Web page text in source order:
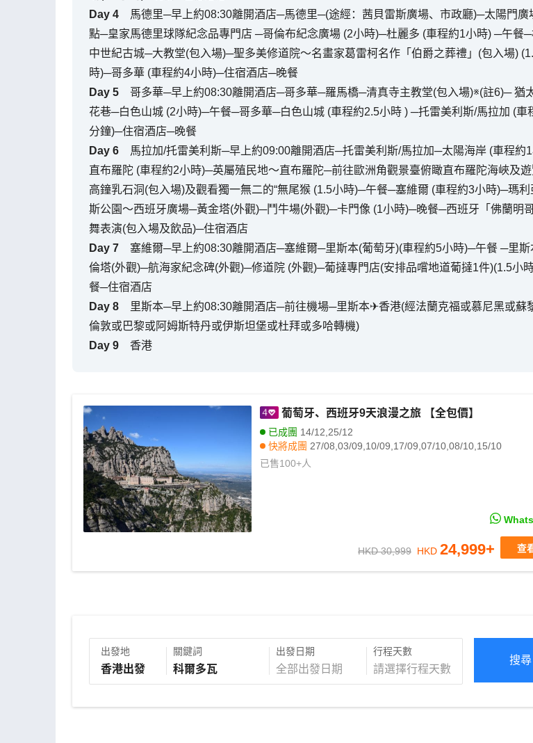
Day 4
馬德里─早上約08:30離開酒店─馬德里─(途經：茜貝雷斯廣場、市政廳)─太陽門廣
點─皇家馬德里球隊紀念品專門店 ─哥倫布紀念廣場 (2小時)─杜麗多 (車程約1小時) ─午餐
中世紀古城─大教堂(包入場)─聖多美修道院～名畫家葛雷柯名作「伯爵之葬禮」(包入場)
時)─哥多華 (車程約4小時)─住宿酒店─晚餐
Day 5
哥多華─早上約08:30離開酒店─哥多華─羅馬橋─清真寺主教堂(包入場)※(註6)─ 猶
花巷─白色山城 (2小時)─午餐─哥多華─白色山城 (車程約2.5小時 ) ─托雷美利斯/馬拉加 (車
分鐘)─住宿酒店─晚餐
Day 6
馬拉加/托雷美利斯─早上約09:00離開酒店─托雷美利斯/馬拉加─太陽海岸 (車程約
直布羅陀 (車程約2小時)─英屬殖民地～直布羅陀─前往歐洲角觀景臺俯瞰直布羅陀海峽及
高鐘乳石洞(包入場)及觀看獨一無二的“無尾猴 (1.5小時)─午餐─塞維爾 (車程約3小時)─瑪利
斯公園～西班牙廣場─黃金塔(外觀)─鬥牛場(外觀)─卡門像 (1小時)─晚餐─西班牙「佛蘭明
舞表演(包入場及飲品)─住宿酒店
Day 7
塞維爾─早上約08:30離開酒店─塞維爾─里斯本(葡萄牙)(車程約5小時)─午餐 ─里斯
倫塔(外觀)─航海家紀念碑(外觀)─修道院 (外觀)─葡撻專門店(安排品嚐地道葡撻1件)(1.5小
餐─住宿酒店
Day 8
里斯本─早上約08:30離開酒店─前往機場─里斯本✈香港(經法蘭克福或慕尼黑或蘇
倫敦或巴黎或阿姆斯特丹或伊斯坦堡或杜拜或多哈轉機)
Day 9 香港
葡萄牙、西班牙9天浪漫之旅 【全包價】
已成團 14/12,25/12
快將成團 27/08,03/09,10/09,17/09,07/10,08/10,15/10
已售100+人
HKD 30,999 HKD 24,999+ 查
出發地 關鍵詞 出發日期 行程天數
搜尋